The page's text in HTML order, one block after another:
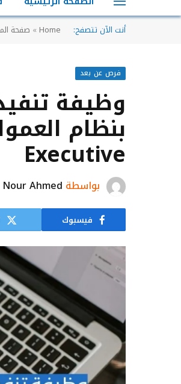
أنت الآن تتصفح: Home
» صفحة
فرص عن بعد
وظيفة
Executive
بواسطة Nour Ahmed
فيسبوك